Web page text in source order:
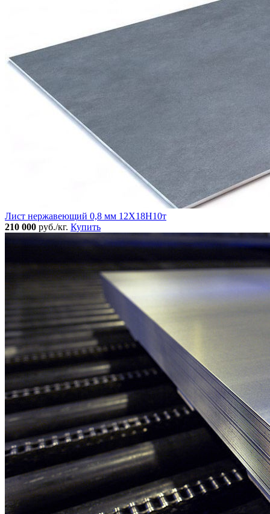
Лист нержавеющий 0,8 мм 12Х18Н10т
210 000 руб./кг. Купить